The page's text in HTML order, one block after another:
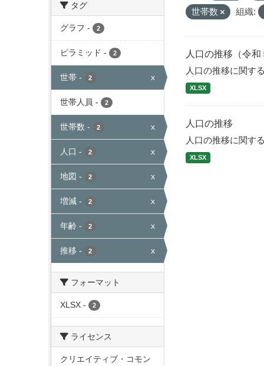
タグ
グラフ - 2
ピラミッド - 2
世帯 - 2 x
世帯人員 - 2
世帯数 - 2 x
人口 - 2 x
地図 - 2 x
増減 - 2 x
年齢 - 2 x
推移 - 2 x
フォーマット
XLSX - 2
ライセンス
クリエイティブ・コモン
世帯数
組織:
人口の推移（令和
人口の推移に関す
XLSX
人口の推移
人口の推移に関す
XLSX